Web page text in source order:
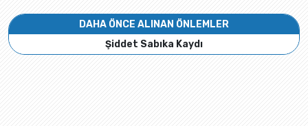
DAHA ÖNCE ALINAN ÖNLEMLER
Şiddet Sabıka Kaydı